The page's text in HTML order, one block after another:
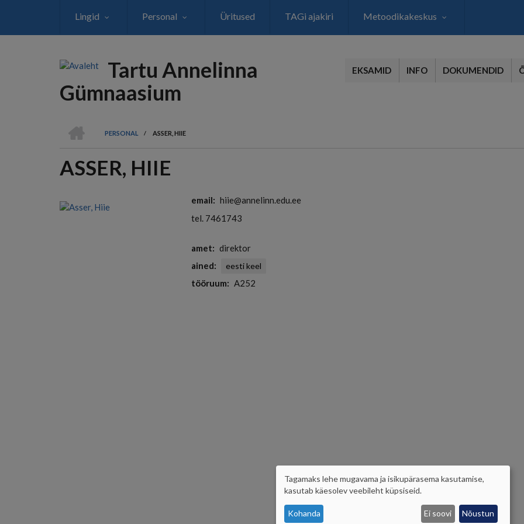
Lingid Personal Üritused TAGi ajakiri Metoodikakeskus
Tartu Annelinna
Gümnaasium
EKSAMID INFO DOKUMENDID
LEIVAPURU
PERSONAL
/ ASSER, HIIE
ASSER, HIIE
email
hiie@annelinn.edu.ee
tel. 7461743
amet
direktor
ained
eesti keel
tööruum A252
ISIKUANDMETE
JA
Tagamaks lehe mugavama ja isikupärasema kasutamise,
kasutab käesolev veebileht küpsiseid.
Kohanda Ei soovi Nõustun